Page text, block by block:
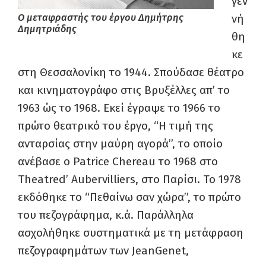
Ο μεταφραστής του έργου Δημήτρης
Δημητριάδης
νή
θη
κε
στη Θεσσαλονίκη το 1944. Σπούδασε θέατρο
και κινηματογράφο στις Βρυξέλλες απ’ το
1963 ώς το 1968. Εκεί έγραψε το 1966 το
πρώτο θεατρικό του έργο, “Η τιμή της
ανταρσίας στην μαύρη αγορά”, το οποίο
ανέβασε ο Patrice Chereau το 1968 στο
Theatred’ Aubervilliers, στο Παρίσι. Το 1978
εκδόθηκε το “Πεθαίνω σαν χώρα”, το πρώτο
του πεζογράφημα, κ.ά. Παράλληλα
ασχολήθηκε συστηματικά με τη μετάφραση
πεζογραφημάτων των JeanGenet,